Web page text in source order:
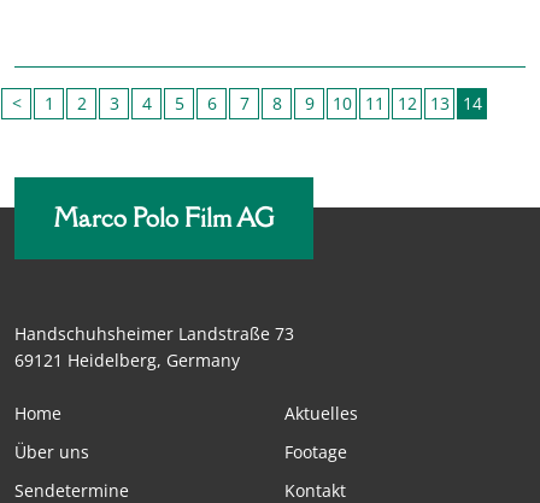
< 1 2 3 4 5 6 7 8 9 10 11 12 13 14
Marco Polo Film AG
Handschuhsheimer Landstraße 73
69121 Heidelberg, Germany
Home
Über uns
Sendetermine
Aktuelles
Footage
Kontakt